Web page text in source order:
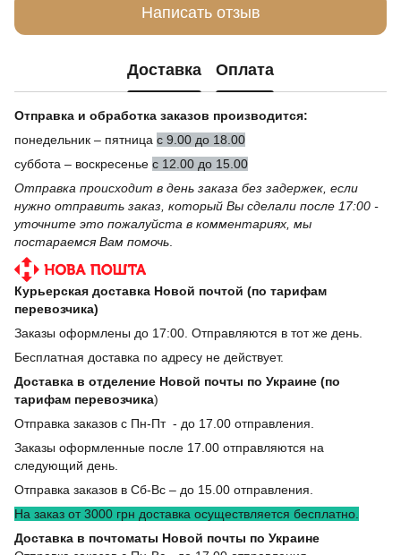
Написать отзыв
Доставка Оплата
Отправка и обработка заказов производится:
понедельник – пятница с 9.00 до 18.00
суббота – воскресенье с 12.00 до 15.00
Отправка происходит в день заказа без задержек, если
нужно отправить заказ, который Вы сделали после 17:00 -
уточните это пожалуйста в комментариях, мы
постараемся Вам помочь
Курьерская доставка Новой почтой (по тарифам
перевозчика)
Заказы оформлены до 17:00. Отправляются в тот же день.
Бесплатная доставка по адресу не действует.
Доставка в отделение Новой почты по Украине (по
тарифам перевозчика)
Отправка заказов с Пн-Пт - до 17.00 отправления.
Заказы оформленные после 17.00 отправляются на
следующий день.
Отправка заказов в Сб-Вс – до 15.00 отправления.
На заказ от 3000 грн доставка осуществляется бесплатно.
Доставка в почтоматы Новой почты по Украине